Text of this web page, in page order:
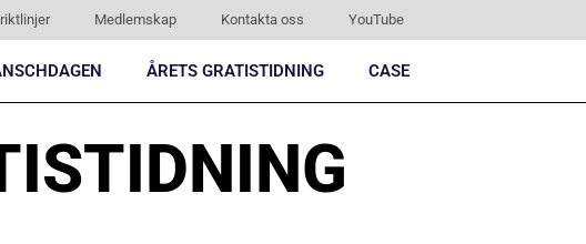
Medlemskap Kontakta oss YouTube
ÅRETS GRATISTIDNING CASE